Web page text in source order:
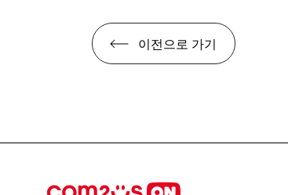
이전으로 가기